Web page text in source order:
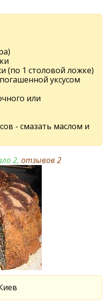
(по 1 столовой ложке)
уксусом
или
- смазать маслом и
2, отзывов 2